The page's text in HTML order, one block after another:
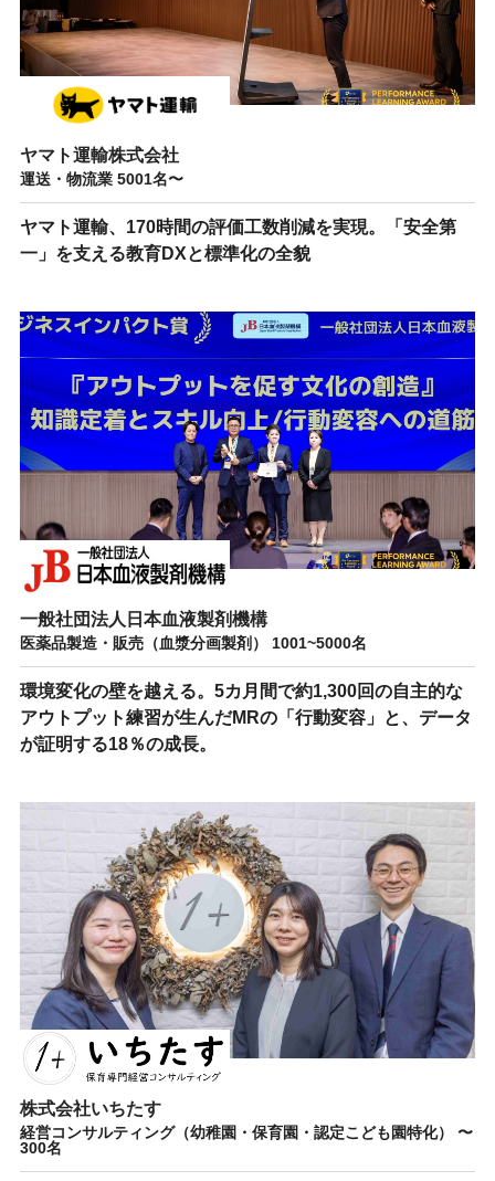
ヤマト運輸株式会社
運送・物流業 5001名〜
ヤマト運輸、170時間の評価工数削減を実現。「安全第
一」を支える教育DXと標準化の全貌
一般社団法人日本血液製剤機構
医薬品製造・販売（血漿分画製剤） 1001~5000名
環境変化の壁を越える。5カ月間で約1,300回の自主的な
アウトプット練習が生んだMRの「行動変容」と、データ
が証明する18％の成長。
株式会社いちたす
経営コンサルティング（幼稚園・保育園・認定こども園特化） 〜
300名